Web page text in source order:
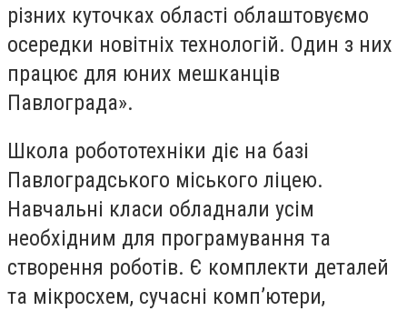
різних куточках області облаштовуємо
осередки новітніх технологій. Один з них
працює для юних мешканців
Павлограда».
Школа робототехніки діє на базі
Павлоградського міського ліцею.
Навчальні класи обладнали усім
необхідним для програмування та
створення роботів. Є комплекти деталей
та мікросхем, сучасні комп’ютери,